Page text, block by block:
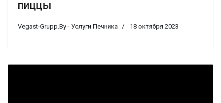
пиццы
Vegast-Grupp.By - Услуги Печника 18 октября 2023